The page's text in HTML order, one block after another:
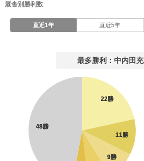
厩舎別勝利数
直近1年 直近5年
最多勝利：中内田充